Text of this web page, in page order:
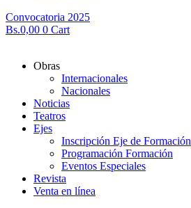
Convocatoria 2025
Bs.0,00 0 Cart
Obras
Internacionales
Nacionales
Noticias
Teatros
Ejes
Inscripción Eje de Formación
Programación Formación
Eventos Especiales
Revista
Venta en línea